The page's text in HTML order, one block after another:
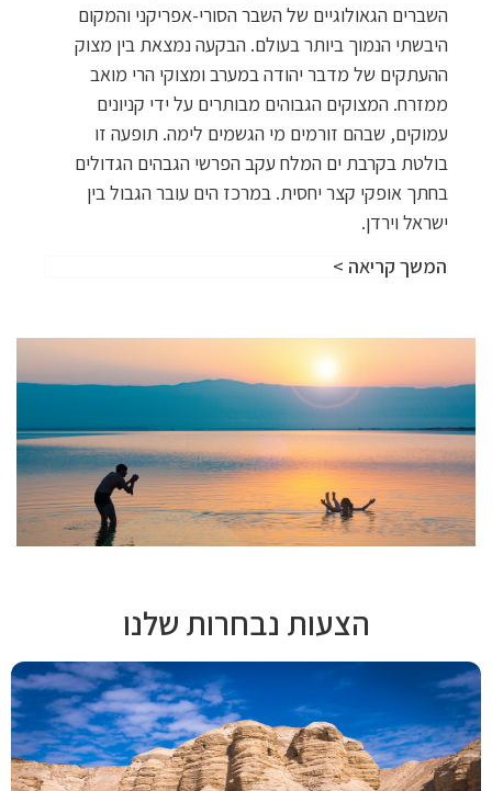
השברים הגאולוגיים של השבר הסורי-אפריקני והמקום
היבשתי הנמוך ביותר בעולם. הבקעה נמצאת בין מצוק
ההעתקים של מדבר יהודה במערב ומצוקי הרי מואב
ממזרח. המצוקים הגבוהים מבותרים על ידי קניונים
עמוקים, שבהם זורמים מי הגשמים לימה. תופעה זו
בולטת בקרבת ים המלח עקב הפרשי הגבהים הגדולים
בחתך אופקי קצר יחסית. במרכז הים עובר הגבול בין
ישראל וירדן.
המשך קריאה >
הצעות נבחרות שלנו